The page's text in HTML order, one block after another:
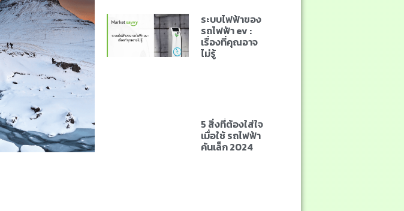
ระบบไฟฟ้าของ
รถไฟฟ้า ev :
เรื่องที่คุณอาจ
ไม่รู้
5 สิ่งที่ต้องใส่ใจ
เมื่อใช้ รถไฟฟ้า
คันเล็ก 2024